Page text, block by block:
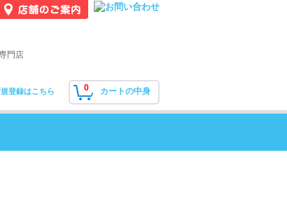
門店
0 カートの中身
登録はこちら